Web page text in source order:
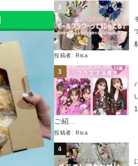
投稿者: Risa
ご紹...
投稿者: Risa